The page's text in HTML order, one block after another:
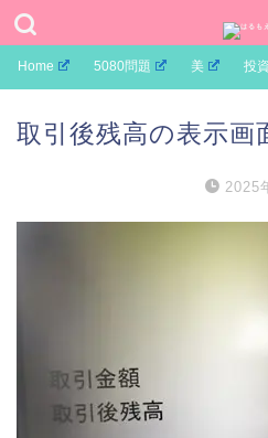
Home 5080問題 美 投資
取引後残高の表示画
2025